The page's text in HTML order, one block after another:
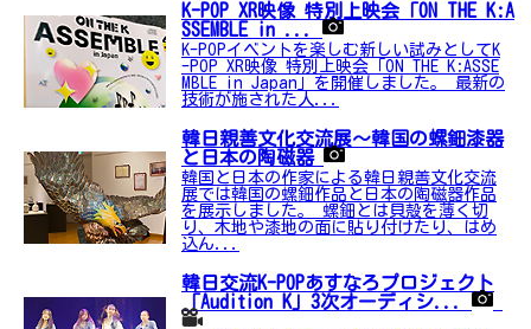
K-POP XR映像 特別上映会「ON THE K:A
SSEMBLE in ...
K-POPイベントを楽しむ新しい試みとしてK
-POP XR映像 特別上映会「ON THE K:ASSE
MBLE in Japan」を開催しました。 最新の
技術が施された人...
韓日親善文化交流展～韓国の螺鈿漆器
と日本の陶磁器
韓国と日本の作家による韓日親善文化交流
展では韓国の螺鈿作品と日本の陶磁器作品
を展示しました。 螺鈿とは貝殻を薄く切
り、木地や漆地の面に貼り付けたり、はめ
込ん...
韓日交流K-POPあすなろプロジェクト
「Audition K」3次オーディシ...